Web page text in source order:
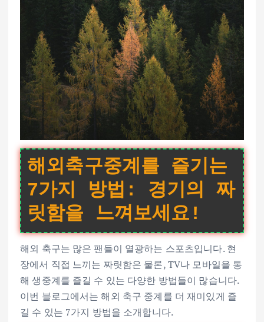
해외축구중계를 즐기는
7가지 방법: 경기의 짜
릿함을 느껴보세요!
해외 축구는 많은 팬들이 열광하는 스포츠입니다. 현
장에서 직접 느끼는 짜릿함은 물론, TV나 모바일을 통
해 생중계를 즐길 수 있는 다양한 방법들이 많습니다.
이번 블로그에서는 해외 축구 중계를 더 재미있게 즐
길 수 있는 7가지 방법을 소개합니다.